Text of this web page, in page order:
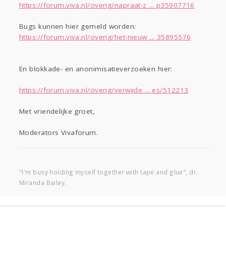
https://forum.viva.nl/overig/napraat-z ... p35907716
Bugs kunnen hier gemeld worden:
https://forum.viva.nl/overig/het-nieuw ... 35895576
En blokkade- en anonimisatieverzoeken hier:
https://forum.viva.nl/overig/verwijde ... es/512213
Met vriendelijke groet,
Moderators Vivaforum.
"I'm busy holding myself together with tape and glue", dr.
Miranda Bailey.